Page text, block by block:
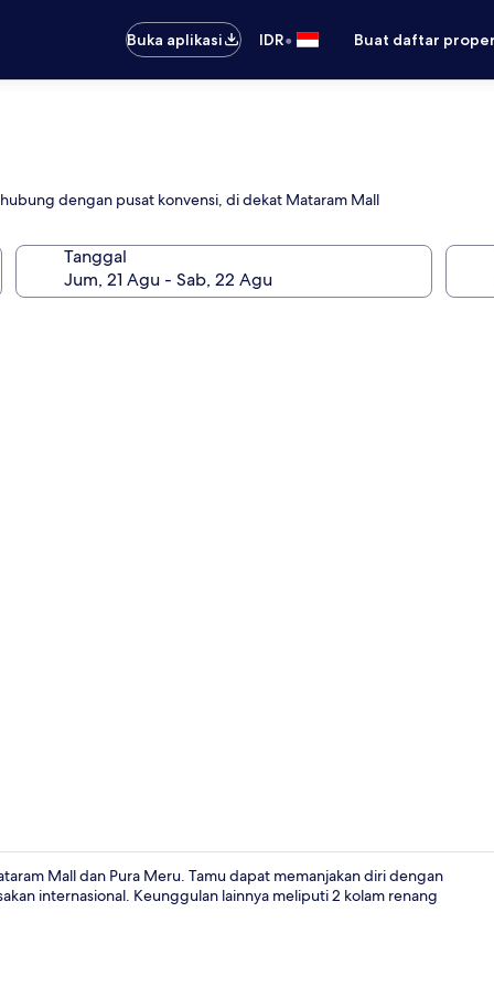
Buka aplikasi
IDR• Buat daftar
dengan pusat konvensi, di dekat Mataram Mall
Tanggal
Mall dan Pura Meru. Tamu dapat memanjakan diri dengan
internasional. Keunggulan lainnya meliputi 2 kolam renang